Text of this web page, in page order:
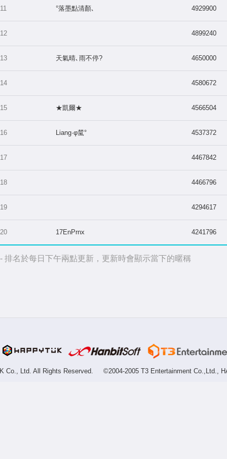
11 °落墨點清顏､ 4929900
12 4899240
13 天氣晴､雨不停? 4650000
14 4580672
15 ★凱爾★ 4566504
16 Liang·φ檒° 4537372
17 4467842
18 4466796
19 4294617
20 17EnPrnx 4241796
- 排名於每日下午兩點更新，更新時會顯示當下的暱稱
Co., Ltd. All Rights Reserved. ©2004-2005 T3 Entertainment Co.,Ltd.,